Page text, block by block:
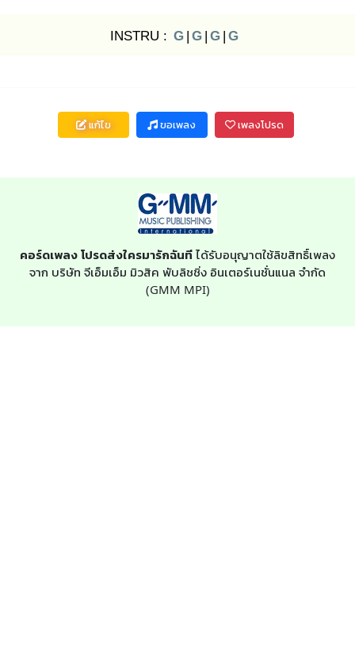
INSTRU : G | G | G | G
แก้ไข ขอเพลง เพลงโปรด
คอร์ดเพลง โปรดส่งใครมารักฉันที ได้รับอนุญาตใช้ลิขสิทธิ์เพลง
จาก บริษัท จีเอ็มเอ็ม มิวสิค พับลิชชิ่ง อินเตอร์เนชั่นแนล จำกัด
(GMM MPI)